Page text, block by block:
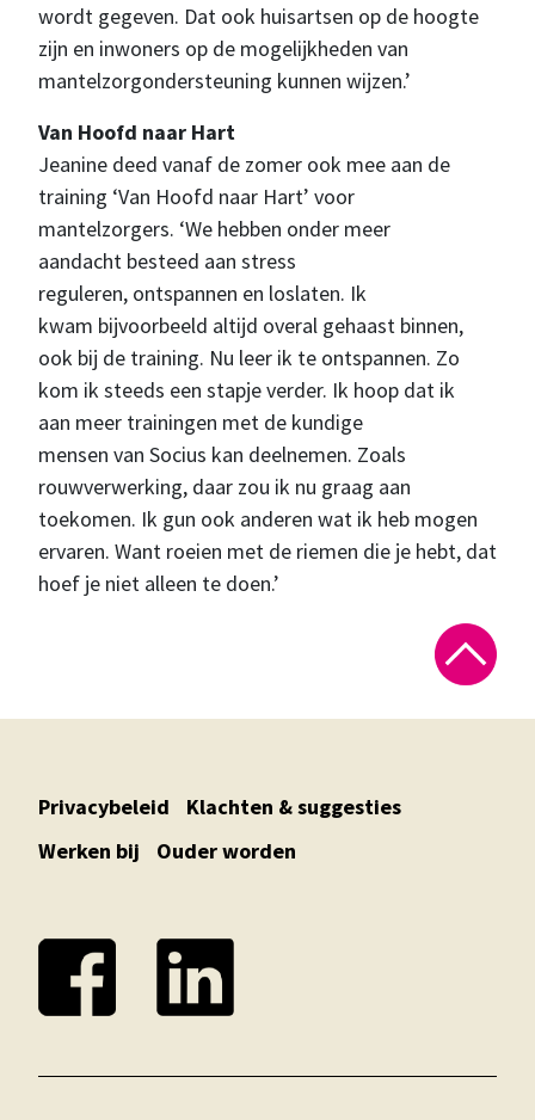
wordt gegeven. Dat ook huisartsen op de hoogte
zijn en inwoners op de mogelijkheden van
mantelzorgondersteuning kunnen wijzen.’
Van Hoofd naar Hart
Jeanine deed vanaf de zomer ook mee aan de
training ‘Van Hoofd naar Hart’ voor
mantelzorgers. ‘We hebben onder meer
aandacht besteed aan stress
reguleren, ontspannen en loslaten. Ik
kwam bijvoorbeeld altijd overal gehaast binnen,
ook bij de training. Nu leer ik te ontspannen. Zo
kom ik steeds een stapje verder. Ik hoop dat ik
aan meer trainingen met de kundige
mensen van Socius kan deelnemen. Zoals
rouwverwerking, daar zou ik nu graag aan
toekomen. Ik gun ook anderen wat ik heb mogen
ervaren. Want roeien met de riemen die je hebt, dat
hoef je niet alleen te doen.’
Privacybeleid
Klachten & suggesties
Werken bij
Ouder worden